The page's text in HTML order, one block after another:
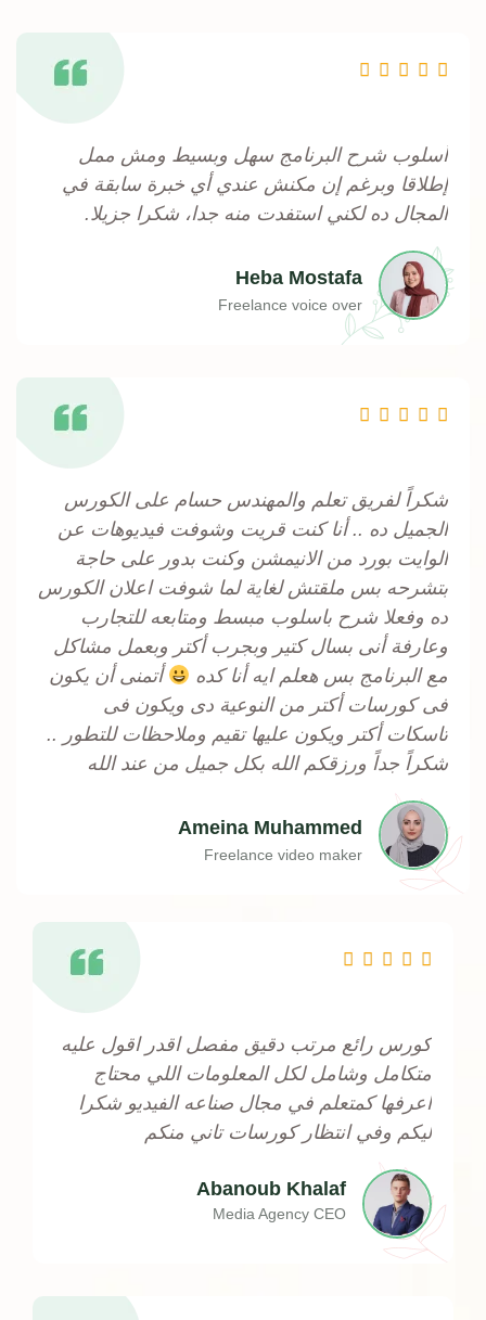





of
5
أسلوب شرح البرنامج سهل وبسيط ومش ممل
إطلاقا وبرغم إن مكنش عندي أي خبرة سابقة في
المجال ده لكني استفدت منه جدا، شكرا جزيلا.
Heba Mostafa
Freelance voice over





of
شكراً لفريق تعلم والمهندس حسام على الكورس
الجميل ده .. أنا كنت قريت وشوفت فيديوهات عن
الوايت بورد من الانيمشن وكنت بدور على حاجة
بتشرحه بس ملقتش لغاية لما شوفت اعلان الكورس
ده وفعلا شرح باسلوب مبسط ومتابعه للتجارب
وعارفة أنى بسال كتير وبجرب أكتر وبعمل مشاكل
مع البرنامج بس هعلم ايه أنا كده
أتمنى أن يكون
فى كورسات أكتر من النوعية دى ويكون فى
تاسكات أكتر ويكون عليها تقيم وملاحظات للتطور ..
شكراً جداً ورزقكم الله بكل جميل من عند الله
Ameina Muhammed
Freelance video maker





of
كورس رائع مرتب دقيق مفصل اقدر اقول عليه
متكامل وشامل لكل المعلومات اللي محتاج
اعرفها كمتعلم في مجال صناعه الفيديو شكرا
ليكم وفي انتظار كورسات تاني منكم
Abanoub Khalaf
Media Agency CEO